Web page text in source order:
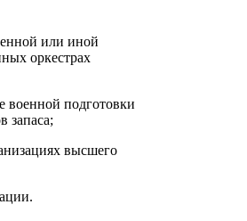
или иной
оркестрах
военной подготовки
запаса;
высшего